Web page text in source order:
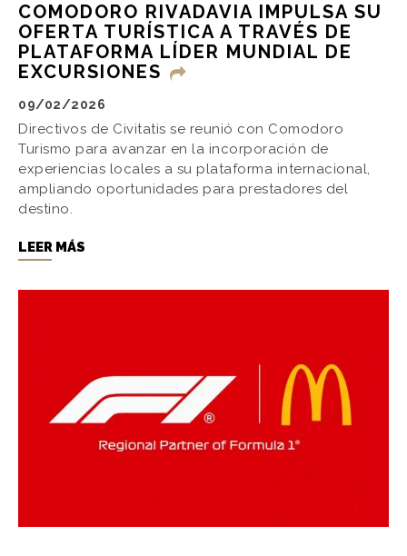
COMODORO RIVADAVIA IMPULSA SU
OFERTA TURÍSTICA A TRAVÉS DE
PLATAFORMA LÍDER MUNDIAL DE
EXCURSIONES
09/02/2026
Directivos de Civitatis se reunió con Comodoro
Turismo para avanzar en la incorporación de
experiencias locales a su plataforma internacional,
ampliando oportunidades para prestadores del
destino.
LEER MÁS